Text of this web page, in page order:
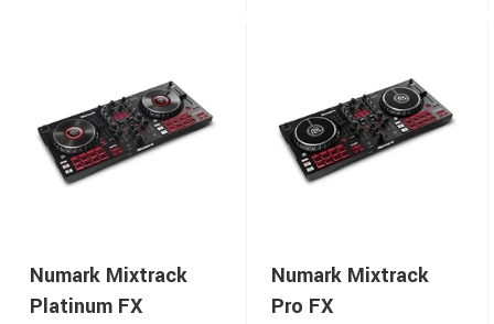
Numark Mixtrack
Platinum FX
Numark Mixtrack
Pro FX